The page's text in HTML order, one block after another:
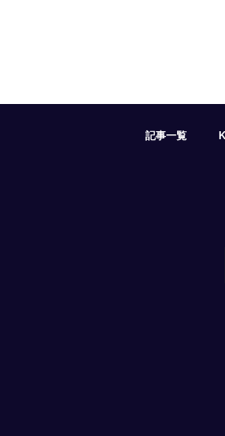
記事一覧
５月の予
１１月の